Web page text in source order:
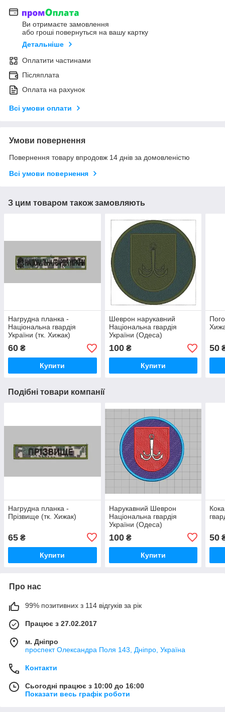
Ви отримаєте замовлення
або гроші повернуться на вашу картку
Детальніше
Оплатити частинами
Післяплата
Оплата на рахунок
Всі умови оплати
Умови повернення
Повернення товару впродовж 14 днів за домовленістю
Всі умови повернення
З цим товаром також замовляють
Нагрудна планка -
Національна гвардія
України (тк. Хижак)
60 ₴
Купити
Шеврон нарукавний
Національна гвардія
України (Одеса)
100₴
Купити
50
Подібні товари компанії
Нагрудна планка -
Прізвище (тк. Хижак)
65 ₴
Купити
Нарукавний Шеврон
Національна гвардія
України (Одеса)
100₴
Купити
50
Про нас
99% позитивних з 114 відгуків за рік
Працює з 27.02.2017
м. Дніпро
проспект Олександра Поля 143, Дніпро, Україна
Контакти
Сьогодні працює з 10:00 до 16:00
Показати весь графік роботи